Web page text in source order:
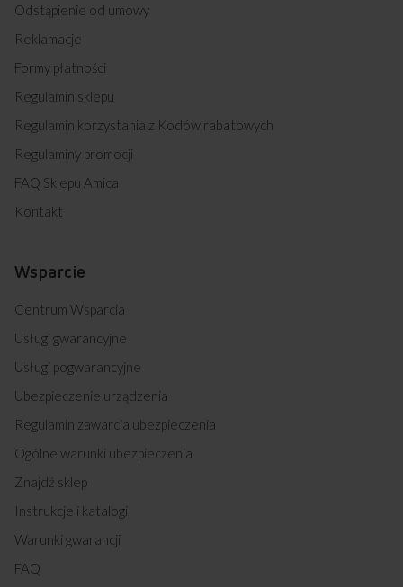
Odstąpienie od umowy
Reklamacje
Formy płatności
Regulamin sklepu
Regulamin korzystania z Kodów rabatowych
Regulaminy promocji
FAQ Sklepu Amica
Kontakt
Wsparcie
Centrum Wsparcia
Usługi gwarancyjne
Usługi pogwarancyjne
Ubezpieczenie urządzenia
Regulamin zawarcia ubezpieczenia
Ogólne warunki ubezpieczenia
Znajdź sklep
Instrukcje i katalogi
Warunki gwarancji
FAQ